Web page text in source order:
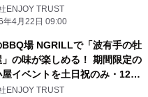
ENJOY TRUST
年4月22日 09:00
BBQ場 NGRILLで「波有手の牡
の味が楽しめる！ 期間限定の
イベントを土日祝のみ・12月
開催
ENJOY TRUST